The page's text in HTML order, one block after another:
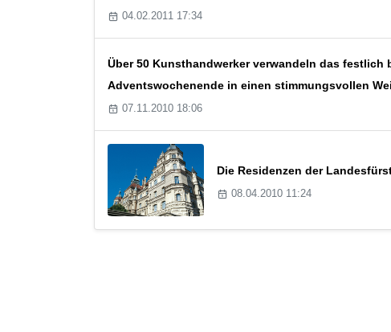
04.02.2011 17:34
Über 50 Kunsthandwerker verwandeln das
Adventswochenende in einen stimmungsvollen
07.11.2010 18:06
Die Residenzen der
08.04.2010 11:24